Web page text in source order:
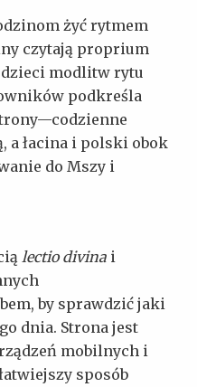
żyć rytmem
czytają proprium
modlitw rytu
podkreśla
a łacina i polski obok
do Mszy i
lectio divina i
by sprawdzić jaki
dnia. Strona jest
mobilnych i
sposób